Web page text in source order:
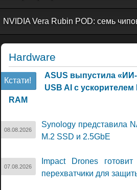
Hardware
Кстати!
ASUS выпустила
USB AI с ускорителем
RAM
08.08.2026
Synology представила
M.2 SSD и 2.5GbE
07.08.2026
Impact Drones
перехватчики для